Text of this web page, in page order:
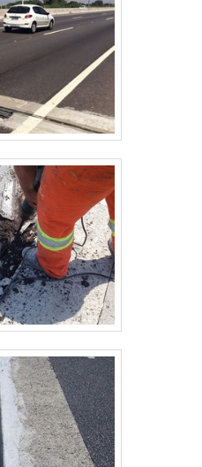
fabricação